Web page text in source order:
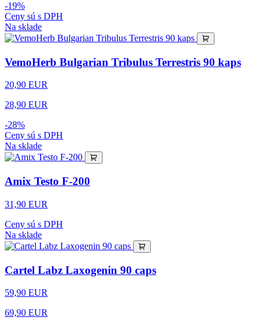
-19%
Ceny sú s DPH
Na sklade
VemoHerb Bulgarian Tribulus Terrestris 90 kaps
20,90 EUR
28,90 EUR
-28%
Ceny sú s DPH
Na sklade
Amix Testo F-200
31,90 EUR
Ceny sú s DPH
Na sklade
Cartel Labz Laxogenin 90 caps
59,90 EUR
69,90 EUR